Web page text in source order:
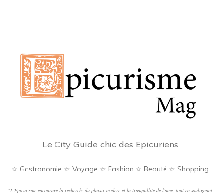
vin"
Le City Guide chic des Epicuriens
☆ Gastronomie ☆ Voyage ☆ Fashion ☆ Beauté ☆ Shopping
"L'Epicurisme encourage la recherche du plaisir modéré et la tranquillité de l’âme, tout en soulignant